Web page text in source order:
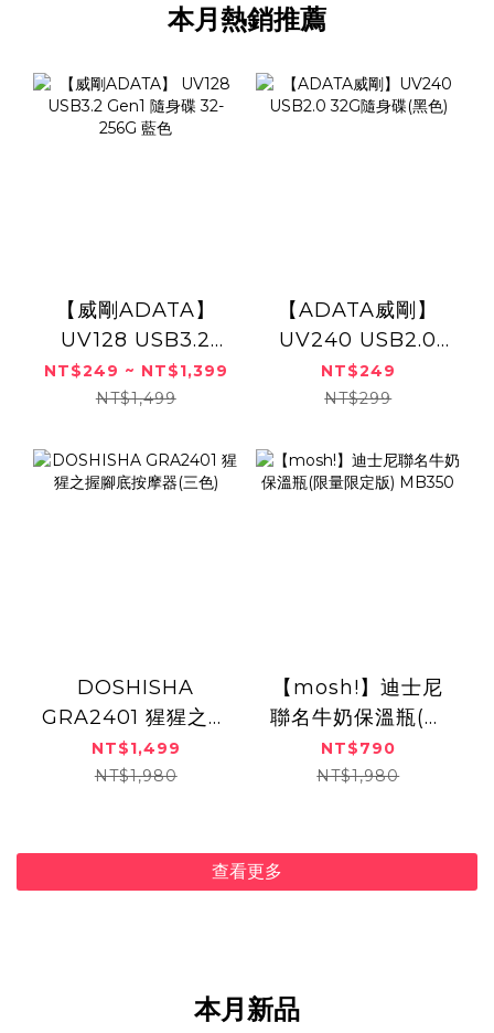
本月熱銷推薦
【威剛ADATA】
UV128 USB3.2
Gen1 隨身碟 32-
256G 藍色
NT$249 ~ NT$1,399
NT$1,499
【ADATA威剛】
UV240 USB2.0
32G隨身碟(黑色)
NT$249
NT$299
DOSHISHA
GRA2401 猩猩之握
腳底按摩器(三色)
NT$1,499
NT$1,980
【mosh!】迪士尼
聯名牛奶保溫瓶(限
量限定版) MB350
NT$790
NT$1,980
查看更多
本月新品